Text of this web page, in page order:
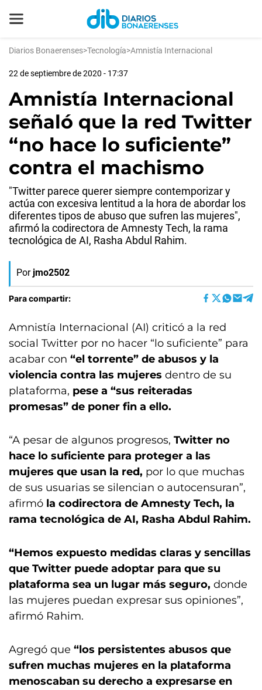
Diarios Bonaerenses>Tecnología>Amnistía Internacional
22 de septiembre de 2020 - 17:37
Amnistía Internacional
señaló que la red Twitter
“no hace lo suficiente”
contra el machismo
"Twitter parece querer siempre contemporizar y
actúa con excesiva lentitud a la hora de abordar los
diferentes tipos de abuso que sufren las mujeres",
afirmó la codirectora de Amnesty Tech, la rama
tecnológica de AI, Rasha Abdul Rahim.
Por jmo2502
Para compartir:
Amnistía Internacional (AI) criticó a la red
social Twitter por no hacer “lo suficiente” para
acabar con “el torrente” de abusos y la
violencia contra las mujeres dentro de su
plataforma, pese a “sus reiteradas
promesas” de poner fin a ello.
“A pesar de algunos progresos, Twitter no
hace lo suficiente para proteger a las
mujeres que usan la red, por lo que muchas
de sus usuarias se silencian o autocensuran”,
afirmó la codirectora de Amnesty Tech, la
rama tecnológica de AI, Rasha Abdul Rahim.
“Hemos expuesto medidas claras y sencillas
que Twitter puede adoptar para que su
plataforma sea un lugar más seguro, donde
las mujeres puedan expresar sus opiniones”,
afirmó Rahim.
Agregó que “los persistentes abusos que
sufren muchas mujeres en la plataforma
menoscaban su derecho a expresarse en